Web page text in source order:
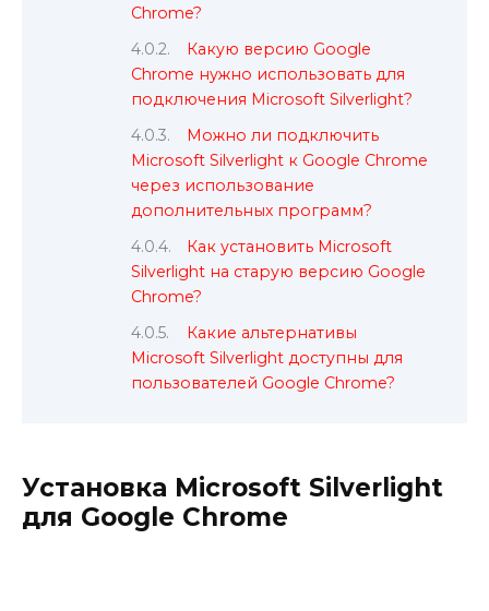
Chrome?
Какую версию Google
Chrome нужно использовать для
подключения Microsoft Silverlight?
Можно ли подключить
Microsoft Silverlight к Google Chrome
через использование
дополнительных программ?
Как установить Microsoft
Silverlight на старую версию Google
Chrome?
Какие альтернативы
Microsoft Silverlight доступны для
пользователей Google Chrome?
Установка Microsoft Silverlight
для Google Chrome